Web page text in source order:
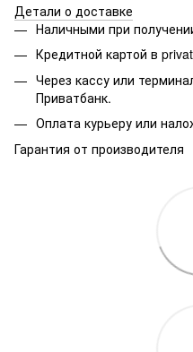
Детали о доставке
Наличными при
Кредитной картой в
Через кассу или
Приватбанк.
Оплата курьеру или
Гарантия от производителя